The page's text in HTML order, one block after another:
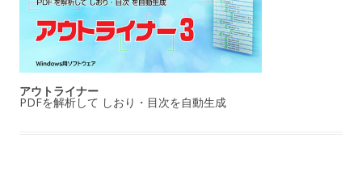
アウトライナー
PDFを解析して しおり・目次を自動生成